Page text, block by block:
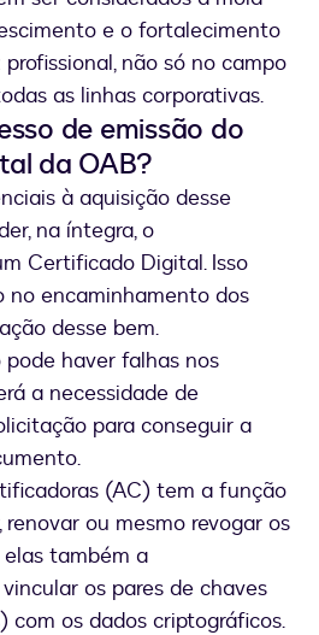
e o fortalecimento
não só no campo
as linhas corporativas.
de emissão do
da OAB?
à aquisição desse
na íntegra, o
Certificado Digital. Isso
no encaminhamento dos
desse bem.
pode haver falhas nos
a necessidade de
para conseguir a
(AC) tem a função
renovar ou mesmo revogar os
também a
os pares de chaves
com os dados criptográficos.